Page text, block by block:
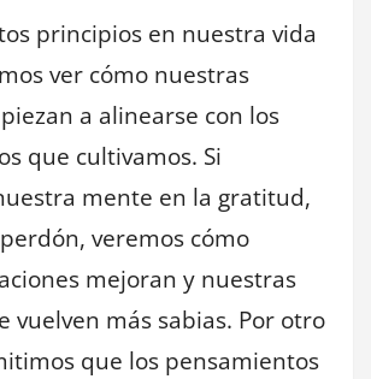
principios en nuestra vida
ver cómo nuestras
a alinearse con los
que cultivamos. Si
mente en la gratitud,
veremos cómo
mejoran y nuestras
vuelven más sabias. Por otro
que los pensamientos